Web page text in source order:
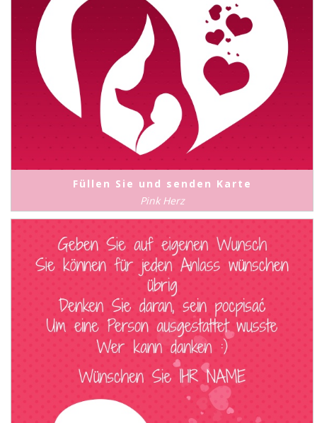
Füllen Sie und senden Karte
Pink Herz